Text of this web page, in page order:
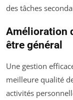
des tâches
Amélioration
être général
Une gestion
meilleure qualité
activités